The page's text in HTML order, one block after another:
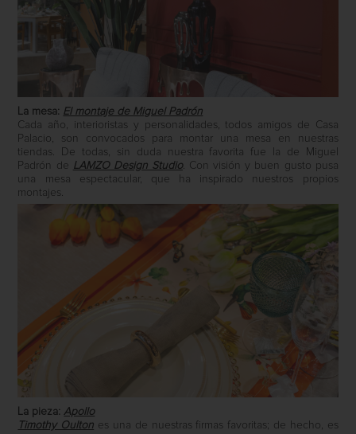
La mesa: El montaje de Miguel Padrón
Cada año, interioristas y personalidades, todos amigos de Casa
Palacio, son convocados para montar una mesa en nuestras
tiendas. De todas, sin duda nuestra favorita fue la de Miguel
Padrón de LAMZO Design Studio. Con visión y buen gusto pusa
una mesa espectacular, que ha inspirado nuestros propios
montajes.
La pieza: Apollo
Timothy Oulton es una de nuestras firmas favoritas; de hecho, es